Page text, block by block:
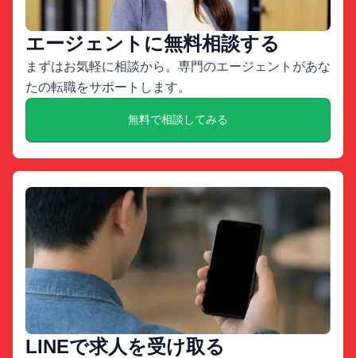
エージェントに無料相談する
まずはお気軽に相談から。専門のエージェントがあな
たの転職をサポートします。
無料で相談してみる
LINEで求人を受け取る